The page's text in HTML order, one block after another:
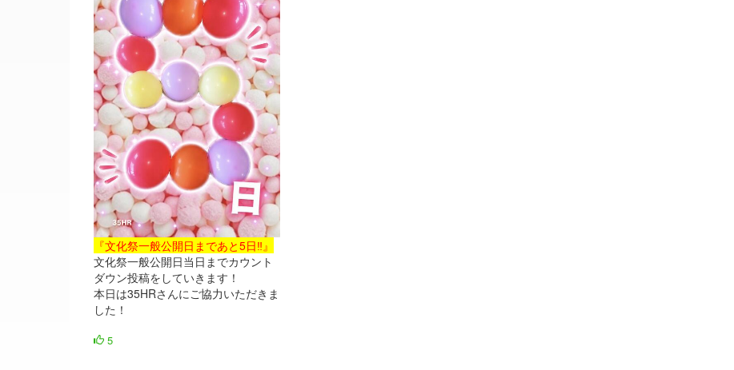
『文化祭一般公開日まであと5日‼』
文化祭一般公開日当日までカウント
ダウン投稿をしていきます！
本日は35HRさんにご協力いただきま
した！
5